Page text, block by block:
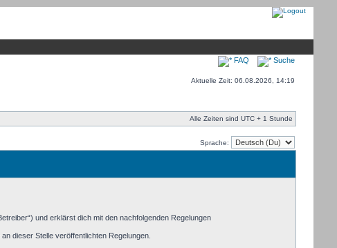
FAQ Suche
Aktuelle Zeit: 06.08.2026, 14:19
Alle Zeiten sind UTC + 1 Stunde
Sprache:
und erklärst dich mit den nachfolgenden Regelungen
dieser Stelle veröffentlichten Regelungen.